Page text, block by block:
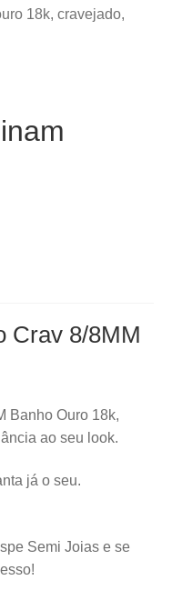
18k, cravejado,
Crav 8/8MM
Banho Ouro 18k,
ao seu look.
já o seu.
Semi Joias e se